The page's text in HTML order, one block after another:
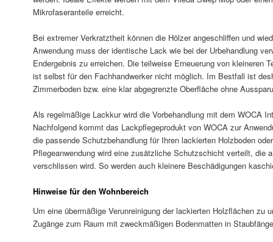
Mikrofaseranteile erreicht.
Bei extremer Verkratztheit können die Hölzer angeschliffen und
Anwendung muss der identische Lack wie bei der Urbehandlung
Endergebnis zu erreichen. Die teilweise Erneuerung von kleineren
ist selbst für den Fachhandwerker nicht möglich. Im Bestfall ist
Zimmerboden bzw. eine klar abgegrenzte Oberfläche ohne
Als regelmäßige Lackkur wird die Vorbehandlung mit dem WOCA
Nachfolgend kommt das Lackpflegeprodukt von WOCA zur
die passende Schutzbehandlung für Ihren lackierten Holzboden
Pflegeanwendung wird eine zusätzliche Schutzschicht verteilt, die
verschlissen wird. So werden auch kleinere Beschädigungen
Hinweise für den Wohnbereich
Um eine übermäßige Verunreinigung der lackierten Holzflächen zu
Zugänge zum Raum mit zweckmäßigen Bodenmatten in